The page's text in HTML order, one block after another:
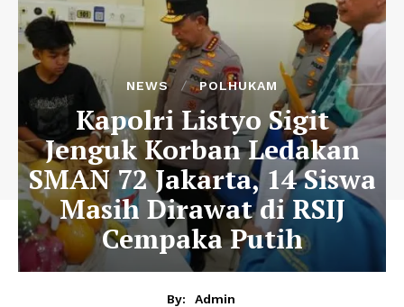
NEWS POLHUKAM
Kapolri Listyo Sigit
Jenguk Korban Ledakan
SMAN 72 Jakarta, 14 Siswa
Masih Dirawat di RSIJ
Cempaka Putih
By:
Admin